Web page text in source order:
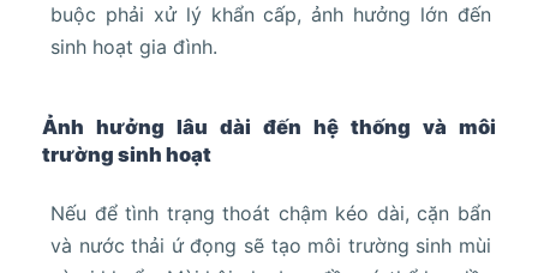
buộc phải xử lý khẩn cấp, ảnh hưởng lớn đến
sinh hoạt gia đình.
Ảnh hưởng lâu dài đến hệ thống và môi
trường sinh hoạt
Nếu để tình trạng thoát chậm kéo dài, cặn bẩn
và nước thải ứ đọng sẽ tạo môi trường sinh mùi